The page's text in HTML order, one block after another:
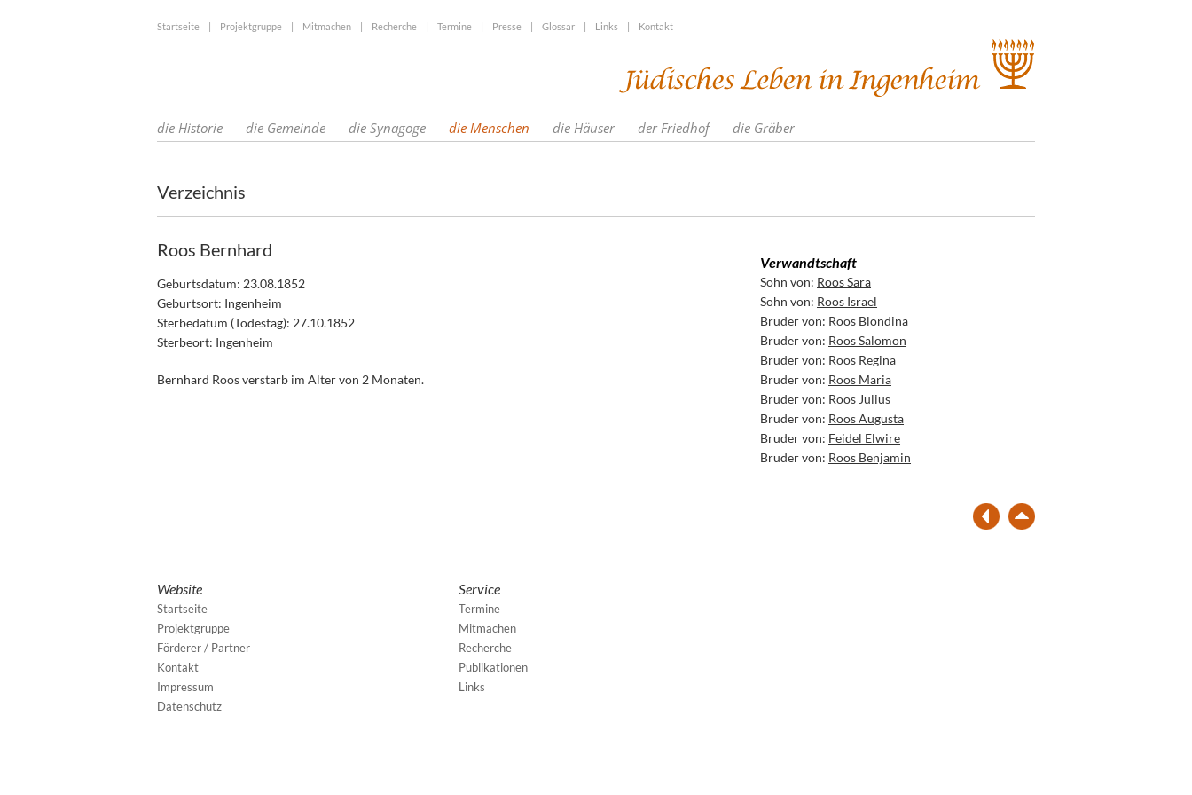
Startseite | Projektgruppe | Mitmachen | Recherche | Termine | Presse | Glossar | Links | Kontakt
die Historie die Gemeinde die Synagoge die Menschen die Häuser der Friedhof die Gräber
Verzeichnis
Roos Bernhard
Geburtsdatum: 23.08.1852
Geburtsort: Ingenheim
Sterbedatum (Todestag): 27.10.1852
Sterbeort: Ingenheim
Bernhard Roos verstarb im Alter von 2 Monaten.
Verwandtschaft
Sohn von: Roos Sara
Sohn von: Roos Israel
Bruder von: Roos Blondina
Bruder von: Roos Salomon
Bruder von: Roos Regina
Bruder von: Roos Maria
Bruder von: Roos Julius
Bruder von: Roos Augusta
Bruder von: Feidel Elwire
Bruder von: Roos Benjamin
Website
Startseite
Projektgruppe
Förderer / Partner
Kontakt
Impressum
Datenschutz
Service
Termine
Mitmachen
Recherche
Publikationen
Links